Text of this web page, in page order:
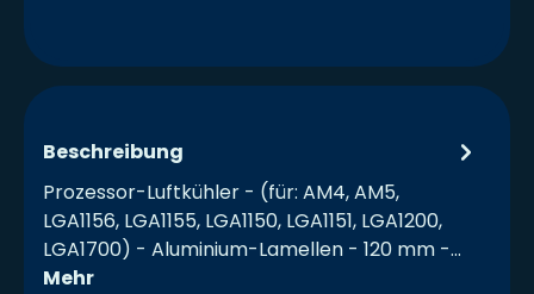
Beschreibung
Prozessor-Luftkühler - (für: AM4, AM5,
LGA1156, LGA1155, LGA1150, LGA1151, LGA1200,
LGA1700) - Aluminium-Lamellen - 120 mm -…
Mehr